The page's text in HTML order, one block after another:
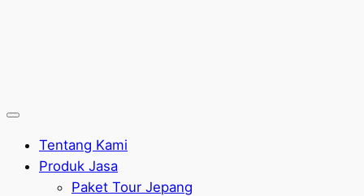
Tentang Kami
Produk Jasa
Paket Tour Jepang